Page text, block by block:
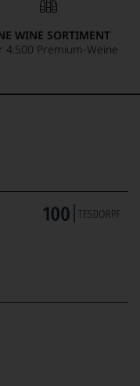
WINE SORTIMENT
4.500 Premium-Weine